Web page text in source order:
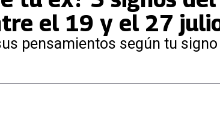
el 19 y el 27
pensamientos según tu